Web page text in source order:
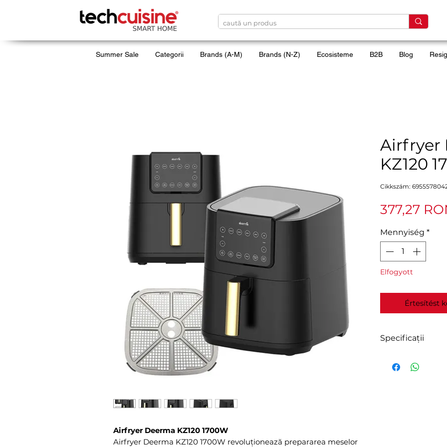
Summer Sale Categorii Brands (A-M) Brands (N-Z) Ecosisteme B2B Blog
Airfryer Deerma KZ120 1700W
Airfryer Deerma KZ120 1700W revoluționează prepararea meselor
Airfryer
KZ120
Cikkszám:
377,27
Mennyiség *
Elfogyott
Értesítést
Specificații
Marca